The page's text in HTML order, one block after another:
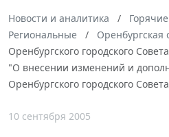
Новости и аналитика
Региональные
Оренбургская
Оренбургского городского
"О внесении изменений и
Оренбургского городского
10 сентября 2005